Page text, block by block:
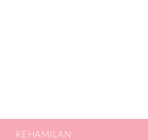
KEHAMILAN